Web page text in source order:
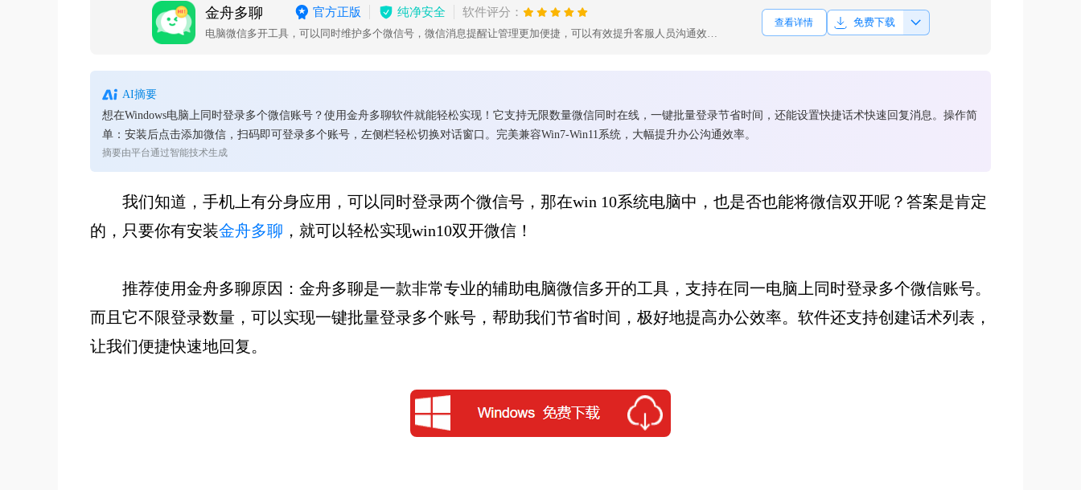
金舟多聊 官方正版 纯净安全 软件评分：
电脑微信多开工具，可以同时维护多个微信号，微信消息提醒让管理更加便捷，可以有效提升客服人员沟通效率，帮助企业用更少的客服，服务更多客户。
查看详情 免费下载
AI摘要
想在Windows电脑上同时登录多个微信账号？使用金舟多聊软件就能轻松实现！它支持无限数量微信同时在线，一键批量登录节省时间，还能设置快捷话术快速回复消息。操作简
单：安装后点击添加微信，扫码即可登录多个账号，左侧栏轻松切换对话窗口。完美兼容Win7-Win11系统，大幅提升办公沟通效率。
摘要由平台通过智能技术生成
我们知道，手机上有分身应用，可以同时登录两个微信号，那在win 10系统电脑中，也是否也能将微信双开呢？答案是肯定
的，只要你有安装金舟多聊 ，就可以轻松实现win10双开微信！
推荐使用金舟多聊原因：金舟多聊是一款非常专业的辅助电脑微信多开的工具，支持在同一电脑上同时登录多个微信账号。
而且它不限登录数量，可以实现一键批量登录多个账号，帮助我们节省时间，极好地提高办公效率。软件还支持创建话术列表，
让我们便捷快速地回复。